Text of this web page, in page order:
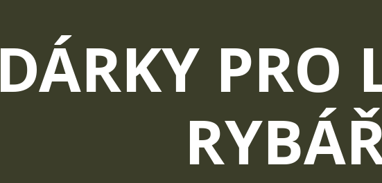
DÁRKY PRO